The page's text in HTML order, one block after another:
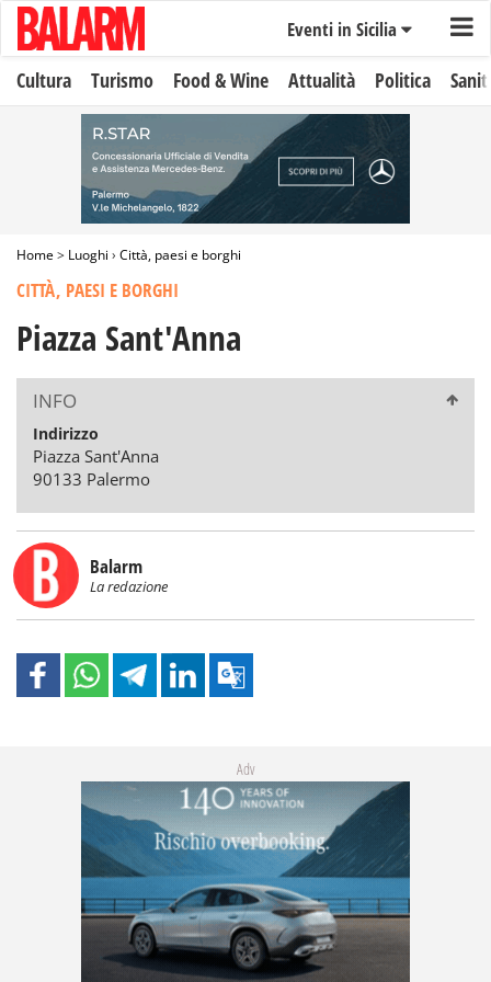
Eventi in Sicilia
Cultura Turismo Food & Wine Attualità Politica
Home> Luoghi › Città, paesi e borghi
CITTÀ, PAESI E BORGHI
Piazza Sant'Anna
INFO
Indirizzo
Piazza Sant'Anna
90133 Palermo
Balarm
La redazione
Adv